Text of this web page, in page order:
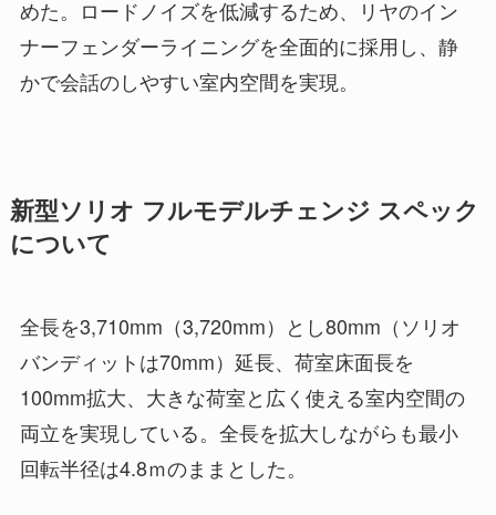
めた。ロードノイズを低減するため、リヤのイン
ナーフェンダーライニングを全面的に採用し、静
かで会話のしやすい室内空間を実現。
新型ソリオ フルモデルチェンジ スペック
について
全長を3,710mm（3,720mm）とし80mm（ソリオ
バンディットは70mm）延長、荷室床面長を
100mm拡大、大きな荷室と広く使える室内空間の
両立を実現している。全長を拡大しながらも最小
回転半径は4.8ｍのままとした。